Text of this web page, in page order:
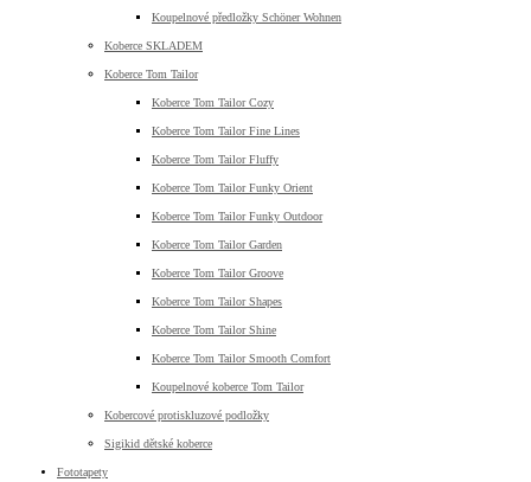
Koupelnové předložky Schöner Wohnen
Koberce SKLADEM
Koberce Tom Tailor
Koberce Tom Tailor Cozy
Koberce Tom Tailor Fine Lines
Koberce Tom Tailor Fluffy
Koberce Tom Tailor Funky Orient
Koberce Tom Tailor Funky Outdoor
Koberce Tom Tailor Garden
Koberce Tom Tailor Groove
Koberce Tom Tailor Shapes
Koberce Tom Tailor Shine
Koberce Tom Tailor Smooth Comfort
Koupelnové koberce Tom Tailor
Kobercové protiskluzové podložky
Sigikid dětské koberce
Fototapety